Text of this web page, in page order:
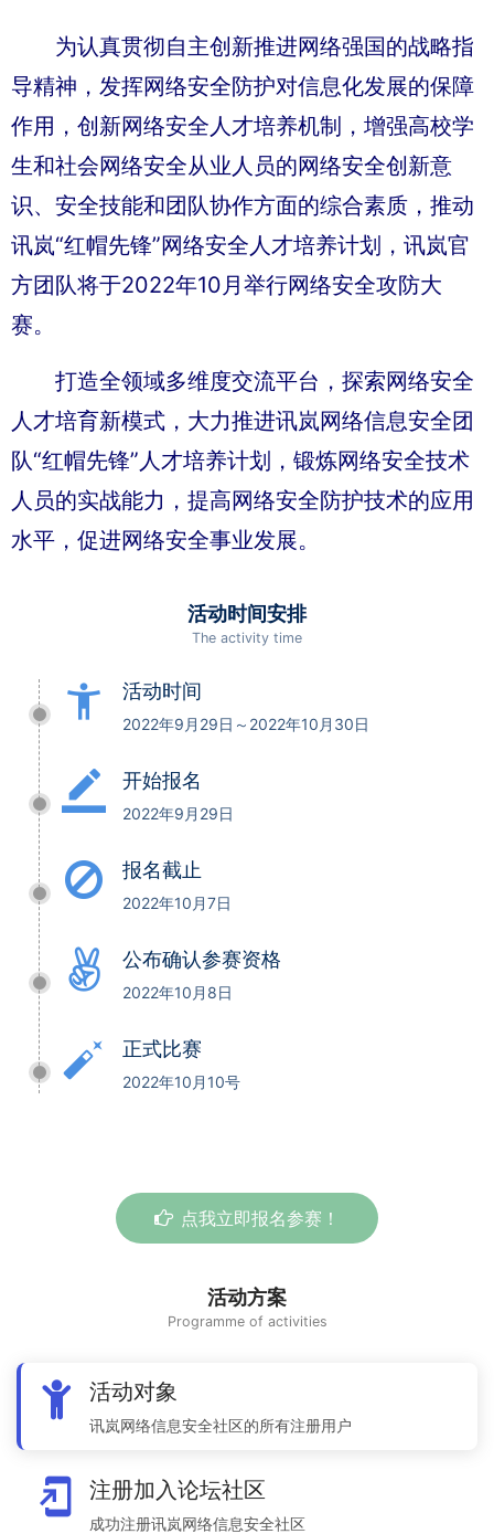
为认真贯彻自主创新推进网络强国的战略指
导精神，发挥网络安全防护对信息化发展的保障
作用，创新网络安全人才培养机制，增强高校学
生和社会网络安全从业人员的网络安全创新意
识、安全技能和团队协作方面的综合素质，推动
讯岚“红帽先锋”网络安全人才培养计划，讯岚官
方团队将于2022年10月举行网络安全攻防大
赛。
打造全领域多维度交流平台，探索网络安全
人才培育新模式，大力推进讯岚网络信息安全团
队“红帽先锋”人才培养计划，锻炼网络安全技术
人员的实战能力，提高网络安全防护技术的应用
水平，促进网络安全事业发展。
活动时间安排
The activity time
accessibility_new 活动时间
2022年9月29日～2022年10月30日
border_color 开始报名
2022年9月29日
报名截止
2022年10月7日
公布确认参赛资格
2022年10月8日
auto_fix_normal 正式比赛
2022年10月10号
点我立即报名参赛！
活动方案
Programme of activities
活动对象
讯岚网络信息安全社区的所有注册用户
add_to_home_screen 注册加入论坛社区
成功注册讯岚网络信息安全社区